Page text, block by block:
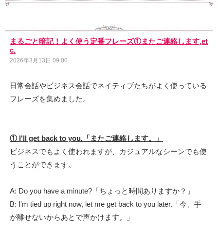
まるごと暗記！よく使う定番フレーズ①またご連絡します,et
c.
2026年3月13日 09:00
日常会話やビジネス会話でネイティブたちがよく使っている
フレーズを集めました。
① I'll get back to you. 「またご連絡します。」
ビジネスでもよく使われますが、カジュアルなシーンでも使
うことができます。
A: Do you have a minute?「ちょっと時間ありますか？」
B: I'm tied up right now, let me get back to you later.「今、手
が離せないからあとで声かけます。」